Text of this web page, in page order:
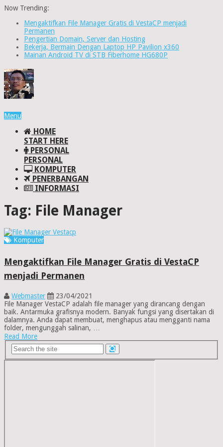
Now Trending:
Mengaktifkan File Manager Gratis di VestaCP menjadi
Permanen
Pengertian Domain, Server dan Hosting
Bekerja, Bermain Dengan Laptop HP Pavilion x360
Mainan Android TV di STB Fiberhome HG680P
Menu
HOME
START HERE
PERSONAL
PERSONAL
KOMPUTER
PENERBANGAN
INFORMASI
Tag: File Manager
Komputer
Mengaktifkan File Manager Gratis di VestaCP
menjadi Permanen
Webmaster
23/04/2021
File Manager VestaCP adalah file manager yang dirancang dengan
baik. Antarmuka grafisnya modern. Banyak fungsi yang disertakan di
dalamnya. Anda dapat membuat, menghapus atau mengganti nama
folder, mengunggah salinan, …
Read More